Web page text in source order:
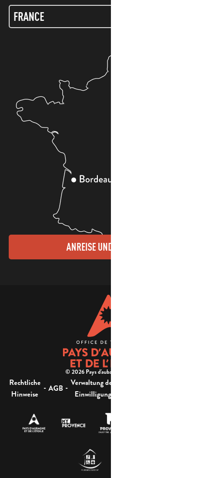
ANREISE UND KONTAKTE
© 2026 Pays d'aubagne et de l'étoile -
Rechtliche
Hinweise
- AGB - Verwaltung der
Einwilligung